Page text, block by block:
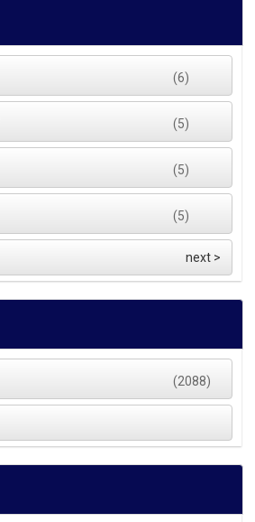
(6)
(5)
(5)
(5)
next >
(2088)